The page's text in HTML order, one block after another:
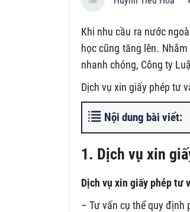
Khi nhu cầu ra nước
học cũng tăng lên.
nhanh chóng, Công ty
Dịch vụ xin giấy phép tư
Nội dung bài viết:
1. Dịch vụ xin
Dịch vụ xin giấy phép tư
– Tư vấn cụ thể quy định